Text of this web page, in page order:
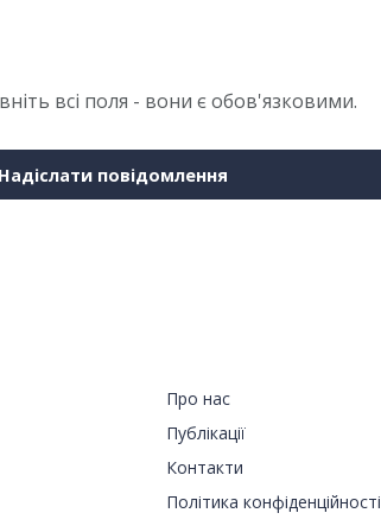
всі поля - вони є обов'язковими.
Надіслати повідомлення
Про нас
Публікації
Контакти
Політика конфіденційності